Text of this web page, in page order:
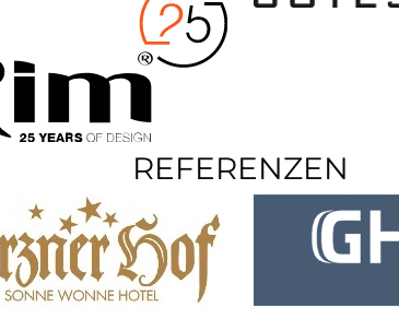
REFERENZEN